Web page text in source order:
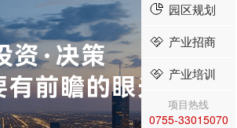
园区规划
产业招商
产业培训
项目热线
0755-33015070